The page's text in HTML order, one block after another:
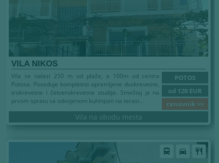
VILA NIKOS
POTOS
od 120 EUR
cenovnik >>
Vila se nalazi 250 m od plaže, a 100m od centra
Potosa. Poseduje kompletno opremljene dvokrevetne,
trokrevetne i četverokrevetne studije. Smeštaj je na
prvom spratu sa odvojenom kuhinjom na terasi...
Vila na obodu mesta
directions_bus directions_car restaurant